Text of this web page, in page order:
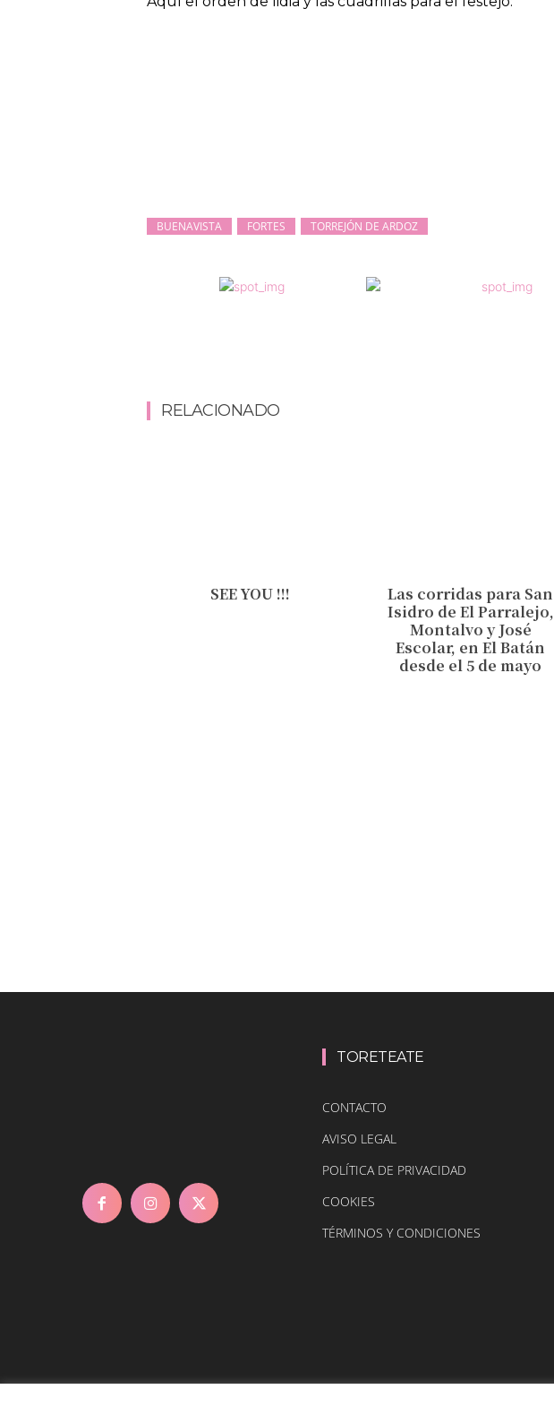
BUENAVISTA FORTES TORREJÓN DE ARDOZ
RELACIONADO
SEE YOU !!!
Las corridas para San
Isidro de El Parralejo,
Montalvo y José
Escolar, en El Batán
desde el 5 de mayo
TORETEATE
CONTACTO
AVISO LEGAL
POLÍTICA DE PRIVACIDAD
COOKIES
TÉRMINOS Y CONDICIONES